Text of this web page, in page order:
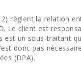
règlent la relation
Le client est
est un sous-traitant
donc pas
(DPA).